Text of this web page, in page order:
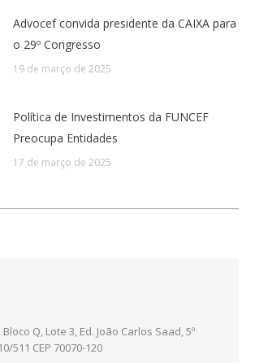
Advocef convida presidente da CAIXA para
o 29º Congresso
19 de março de 2025
Política de Investimentos da FUNCEF
Preocupa Entidades
17 de março de 2025
Q, Lote 3, Ed. João Carlos Saad, 5º
511 CEP 70070-120